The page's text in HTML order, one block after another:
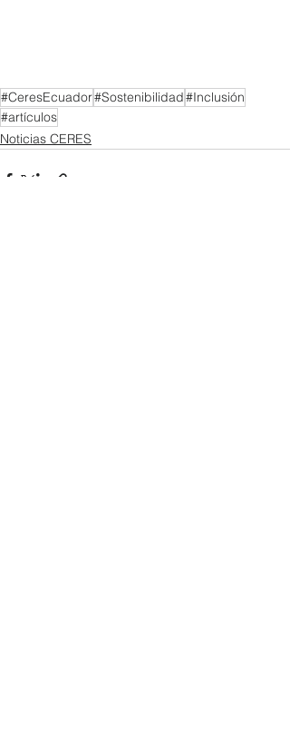
#CeresEcuador#Sostenibilidad#Inclusión
#artículos
Noticias CERES